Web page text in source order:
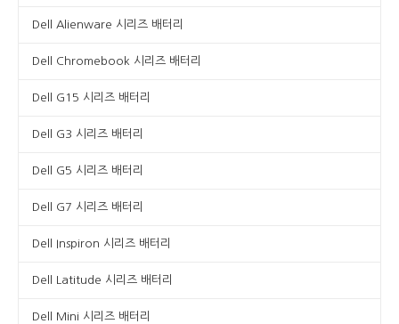
Dell Alienware 시리즈 배터리
Dell Chromebook 시리즈 배터리
Dell G15 시리즈 배터리
Dell G3 시리즈 배터리
Dell G5 시리즈 배터리
Dell G7 시리즈 배터리
Dell Inspiron 시리즈 배터리
Dell Latitude 시리즈 배터리
Dell Mini 시리즈 배터리